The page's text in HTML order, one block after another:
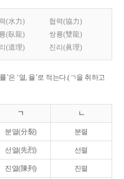
(水力)
협력(協力)
(臥龍)
쌍룡(雙龍)
(道理) 진리(眞理)
’은 ‘열, 율’로 적는다.(ㄱ을 취하고
ㄱ ㄴ
분열(分裂) 분렬
선열(先烈) 선렬
진열(陳列) 진렬